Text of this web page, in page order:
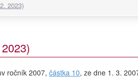
2023)
ročník 2007, částka 10, ze dne 1. 3.